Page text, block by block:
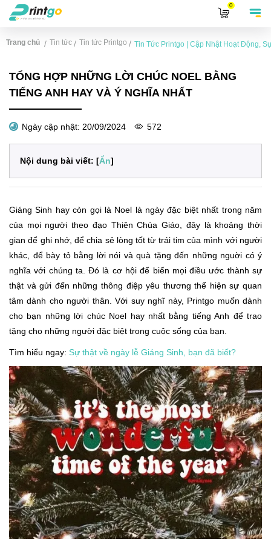
0
Trang chủ / Tin tức / Tin tức Printgo / Tin Tức Printgo | Cập Nhật Hoạt Động,
TỔNG HỢP NHỮNG LỜI CHÚC NOEL BẰNG
TIẾNG ANH HAY VÀ Ý NGHĨA NHẤT
Ngày cập nhật: 20/09/2024 572
Nội dung bài viết: [Ẩn]
Giáng Sinh hay còn gọi là Noel là ngày đặc biệt nhất trong năm
của mọi người theo đạo Thiên Chúa Giáo, đây là khoảng thời
gian để ghi nhớ, để chia sẻ lòng tốt từ trái tim của mình với người
khác, để bày tỏ bằng lời nói và quà tặng đến những nguời có ý
nghĩa với chúng ta. Đó là cơ hội để biến mọi điều ước thành sự
thật và gửi đến những thông điệp yêu thương thể hiện sự quan
tâm dành cho người thân. Với suy nghĩ này, Printgo muốn dành
cho bạn những lời chúc Noel hay nhất bằng tiếng Anh để trao
tặng cho những người đặc biệt trong cuộc sống của bạn.
Tìm hiểu ngay: Sự thật về ngày lễ Giáng Sinh, bạn đã biết?